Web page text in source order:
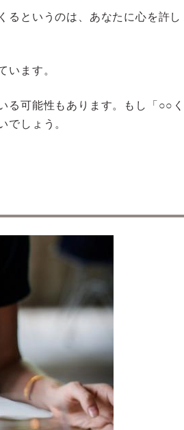
るというのは、あなたに心を許し
います。
る可能性もあります。もし「○○く
でしょう。